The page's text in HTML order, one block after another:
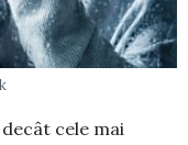
cele mai